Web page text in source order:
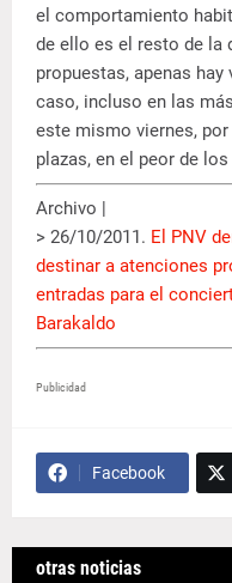
el comportamiento
de ello es el resto de la
propuestas, apenas
caso, incluso en las
este mismo viernes,
plazas, en el peor de
Archivo |
> 26/10/2011. El PNV
destinar a atenciones
entradas para el
Barakaldo
Publicidad
Facebook
otras noticias